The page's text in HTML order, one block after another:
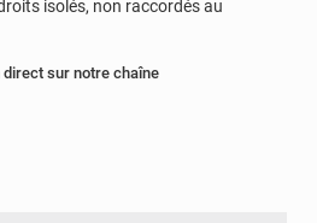
isolés, non raccordés au
sur notre chaîne